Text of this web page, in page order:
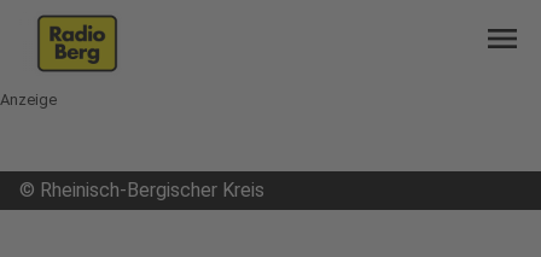
menu
Anzeige
© Rheinisch-Bergischer Kreis